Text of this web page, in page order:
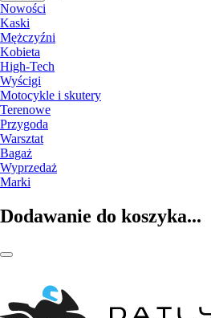
Nowości
Kaski
Mężczyźni
Kobieta
High-Tech
Wyścigi
Motocykle i skutery
Terenowe
Przygoda
Warsztat
Bagaż
Wyprzedaż
Marki
Dodawanie do koszyka...